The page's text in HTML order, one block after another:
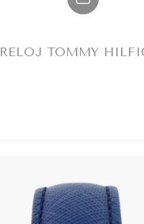
RELOJ TOMMY